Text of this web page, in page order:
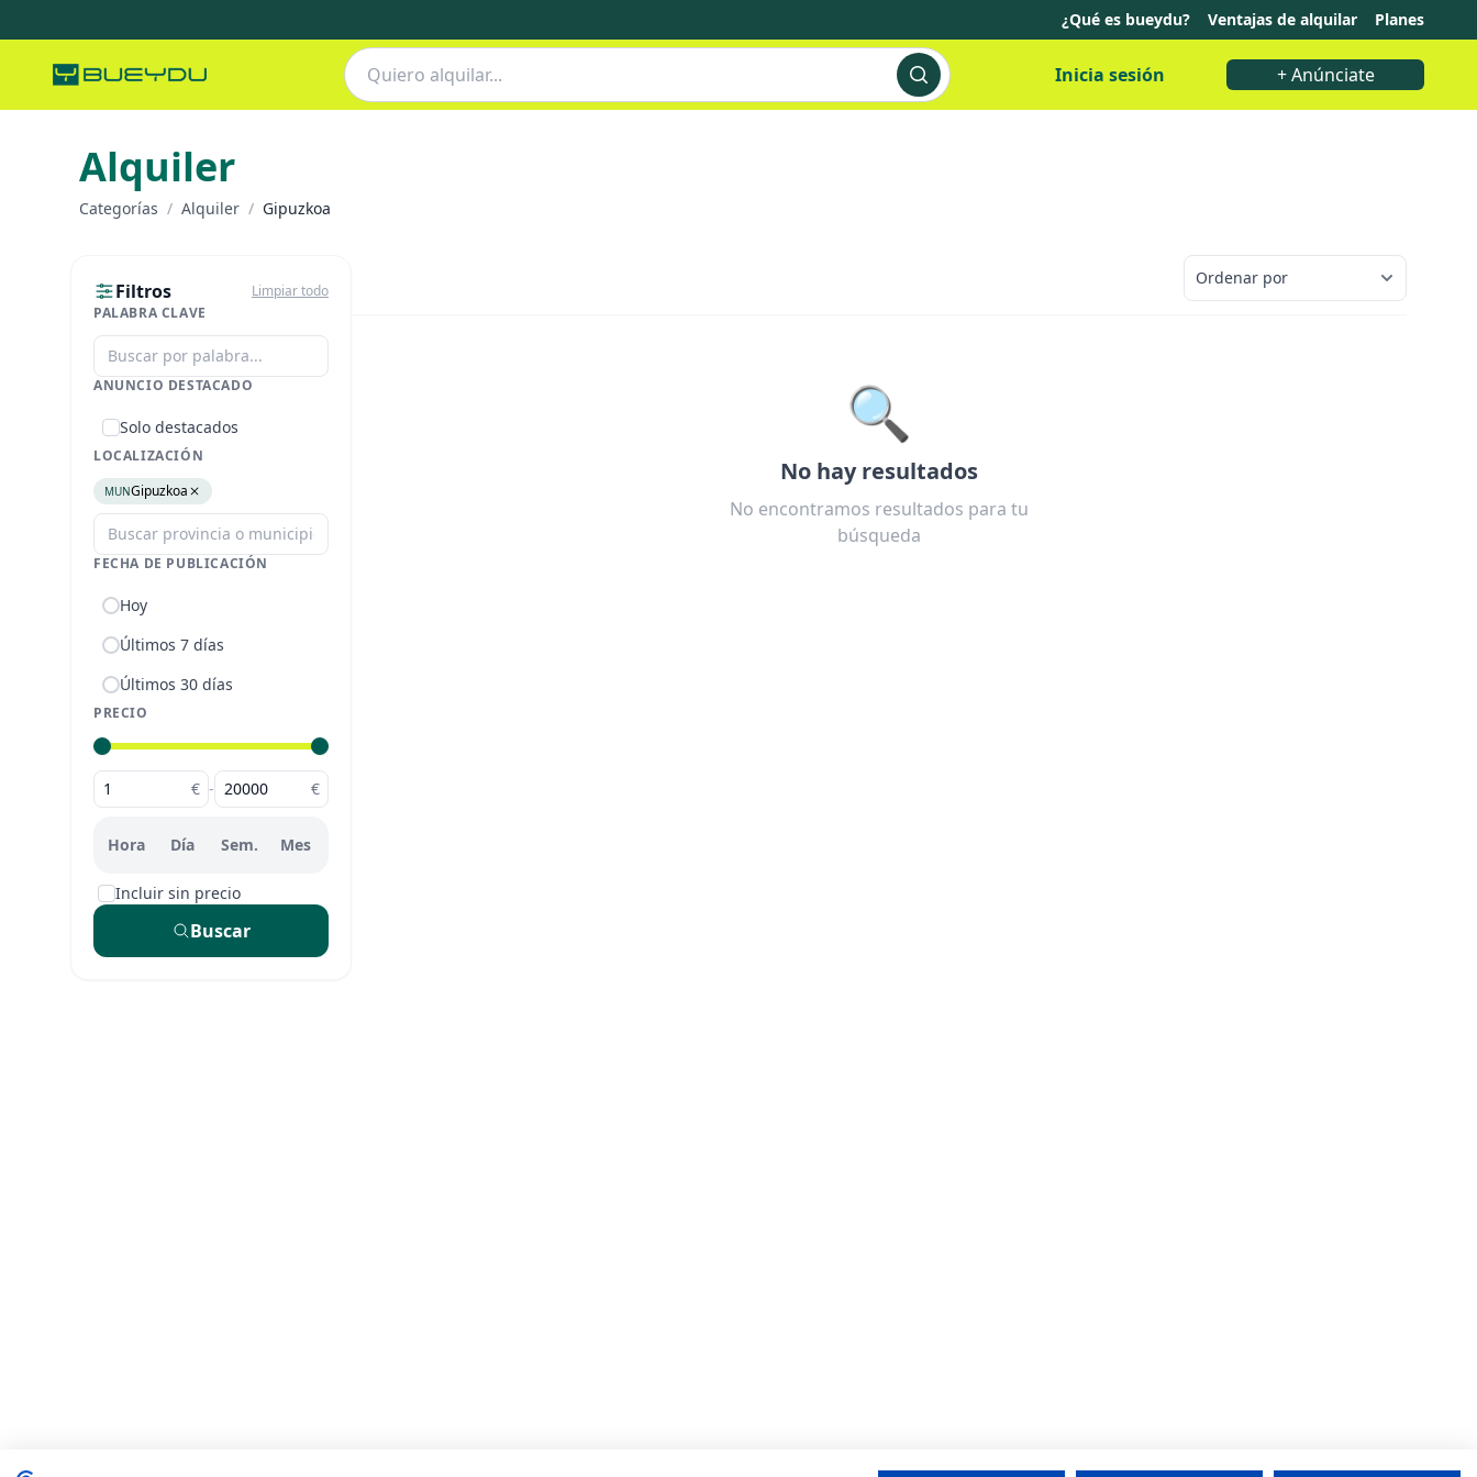
¿Qué es bueydu? Ventajas de alquilar Planes
Inicia sesión + Anúnciate
Alquiler
Categorías / Alquiler / Gipuzkoa
Filtros
Limpiar todo
PALABRA CLAVE
ANUNCIO DESTACADO
Solo destacados
LOCALIZACIÓN
MUNGipuzkoa
FECHA DE PUBLICACIÓN
Hoy
Últimos 7 días
Últimos 30 días
PRECIO
€ - €
Hora Día Sem. Mes
Incluir sin precio
Buscar
🔍
No hay resultados
No encontramos resultados para tu
búsqueda